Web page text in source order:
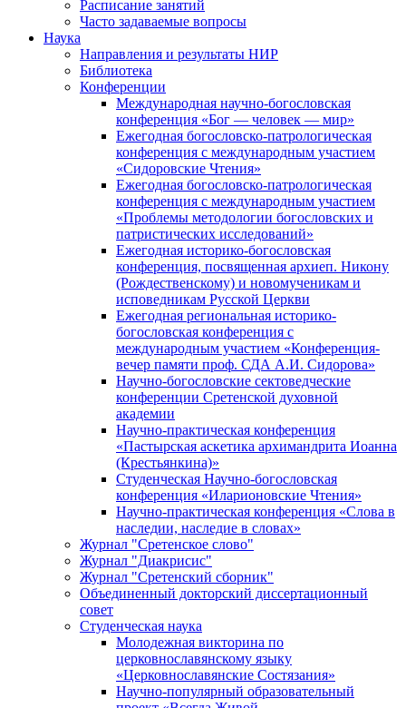
Расписание занятий
Часто задаваемые вопросы
Наука
Направления и результаты НИР
Библиотека
Конференции
Международная научно-богословская
конференция «Бог — человек — мир»
Ежегодная богословско-патрологическая
конференция с международным участием
«Сидоровские Чтения»
Ежегодная богословско-патрологическая
конференция с международным участием
«Проблемы методологии богословских и
патристических исследований»
Ежегодная историко-богословская
конференция, посвященная архиеп. Никону
(Рождественскому) и новомученикам и
исповедникам Русской Церкви
Ежегодная региональная историко-
богословская конференция с
международным участием «Конференция-
вечер памяти проф. СДА А.И. Сидорова»
Научно-богословские сектоведческие
конференции Сретенской духовной
академии
Научно-практическая конференция
«Пастырская аскетика архимандрита Иоанна
(Крестьянкина)»
Студенческая Научно-богословская
конференция «Иларионовские Чтения»
Научно-практическая конференция «Cлова в
наследии, наследие в словах»
Журнал "Сретенское слово"
Журнал "Диакрисис"
Журнал "Сретенский сборник"
Объединенный докторский диссертационный
совет
Студенческая наука
Молодежная викторина по
церковнославянскому языку
«Церковнославянские Состязания»
Научно-популярный образовательный